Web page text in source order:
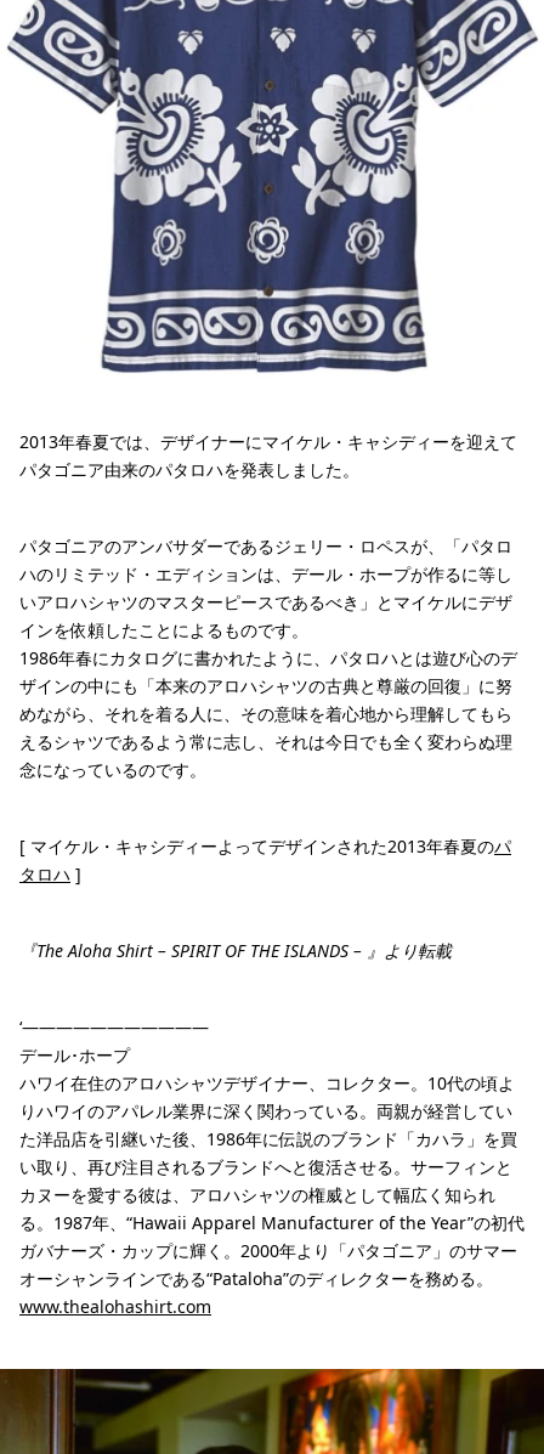
2013年春夏では、デザイナーにマイケル・キャシディーを迎えて
パタゴニア由来のパタロハを発表しました。
パタゴニアのアンバサダーであるジェリー・ロペスが、「パタロ
ハのリミテッド・エディションは、デール・ホープが作るに等し
いアロハシャツのマスターピースであるべき」とマイケルにデザ
インを依頼したことによるものです。
1986年春にカタログに書かれたように、パタロハとは遊び心のデ
ザインの中にも「本来のアロハシャツの古典と尊厳の回復」に努
めながら、それを着る人に、その意味を着心地から理解してもら
えるシャツであるよう常に志し、それは今日でも全く変わらぬ理
念になっているのです。
[ マイケル・キャシディーよってデザインされた2013年春夏のパ
タロハ ]
『The Aloha Shirt – SPIRIT OF THE ISLANDS – 』より転載
‘———————————
デール･ホープ
ハワイ在住のアロハシャツデザイナー、コレクター。10代の頃よ
りハワイのアパレル業界に深く関わっている。両親が経営してい
た洋品店を引継いた後、1986年に伝説のブランド「カハラ」を買
い取り、再び注目されるブランドへと復活させる。サーフィンと
カヌーを愛する彼は、アロハシャツの権威として幅広く知られ
る。1987年、“Hawaii Apparel Manufacturer of the Year”の初代
ガバナーズ・カップに輝く。2000年より「パタゴニア」のサマー
オーシャンラインである“Pataloha”のディレクターを務める。
www.thealohashirt.com